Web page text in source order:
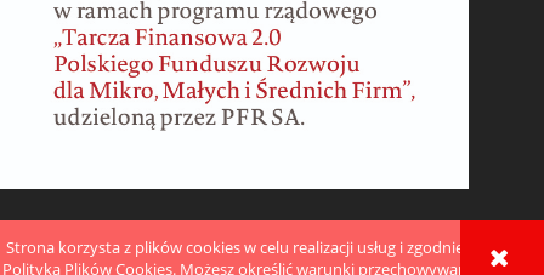
Strona korzysta z plików cookies w celu realizacji usług i zgodnie z
Polityką Plików Cookies. Możesz określić warunki przechowywania
POKAŻ PEŁNĄ WERSJĘ STRONY